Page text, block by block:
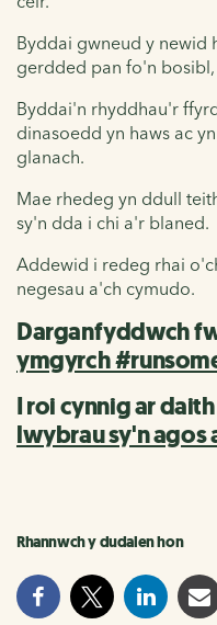
Byddai gwneud y newid
gerdded pan fo'n bosibl,
Byddai'n rhyddhau'r
dinasoedd yn haws ac
glanach.
Mae rhedeg yn ddull
sy'n dda i chi a'r blaned.
Addewid i redeg rhai
negesau a'ch cymudo.
Darganfyddwch
ymgyrch
I roi cynnig ar
lwybrau sy'n agos
Rhannwch y dudalen hon